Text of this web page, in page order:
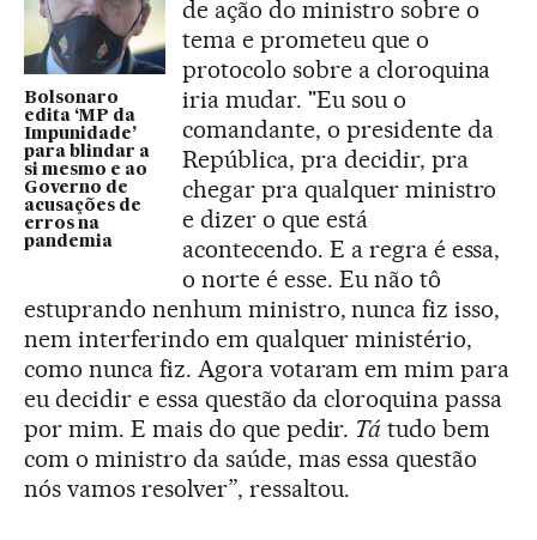
Bolsonaro
edita ‘MP da
Impunidade’
para blindar a
si mesmo e ao
Governo de
acusações de
erros na
pandemia
de ação do ministro sobre o
tema e prometeu que o
protocolo sobre a cloroquina
iria mudar. "Eu sou o
comandante, o presidente da
República, pra decidir, pra
chegar pra qualquer ministro
e dizer o que está
acontecendo. E a regra é essa,
o norte é esse. Eu não tô
estuprando nenhum ministro, nunca fiz isso,
nem interferindo em qualquer ministério,
como nunca fiz. Agora votaram em mim para
eu decidir e essa questão da cloroquina passa
por mim. E mais do que pedir. Tá tudo bem
com o ministro da saúde, mas essa questão
nós vamos resolver”, ressaltou.